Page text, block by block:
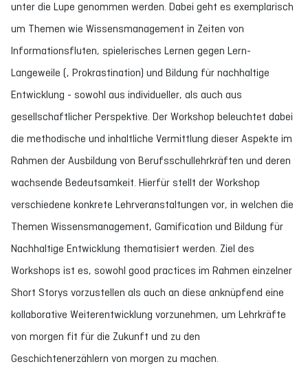
unter die Lupe genommen werden. Dabei geht es exemplarisch
um Themen wie Wissensmanagement in Zeiten von
Informationsfluten, spielerisches Lernen gegen Lern-
Langeweile (, Prokrastination) und Bildung für nachhaltige
Entwicklung - sowohl aus individueller, als auch aus
gesellschaftlicher Perspektive. Der Workshop beleuchtet dabei
die methodische und inhaltliche Vermittlung dieser Aspekte im
Rahmen der Ausbildung von Berufsschullehrkräften und deren
wachsende Bedeutsamkeit. Hierfür stellt der Workshop
verschiedene konkrete Lehrveranstaltungen vor, in welchen die
Themen Wissensmanagement, Gamification und Bildung für
Nachhaltige Entwicklung thematisiert werden. Ziel des
Workshops ist es, sowohl good practices im Rahmen einzelner
Short Storys vorzustellen als auch an diese anknüpfend eine
kollaborative Weiterentwicklung vorzunehmen, um Lehrkräfte
von morgen fit für die Zukunft und zu den
Geschichtenerzählern von morgen zu machen.